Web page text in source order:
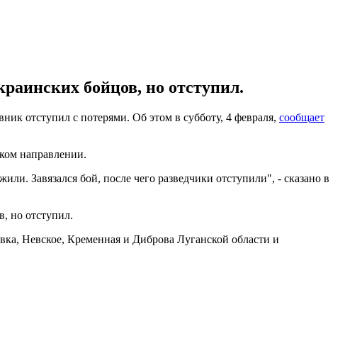
бойцов, но отступил.
отступил с потерями. Об этом в субботу, 4 февраля, сообщает
направлении.
Завязался бой, после чего разведчики отступили", - сказано в
но отступил.
Невское, Кременная и Диброва Луганской области и